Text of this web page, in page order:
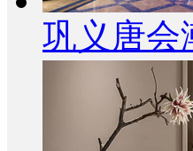
巩义唐会